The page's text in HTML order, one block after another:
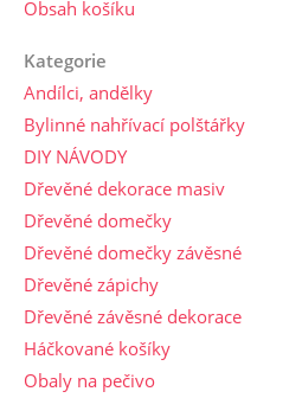
Obsah košíku
Kategorie
Andílci, andělky
Bylinné nahřívací polštářky
DIY NÁVODY
Dřevěné dekorace masiv
Dřevěné domečky
Dřevěné domečky závěsné
Dřevěné zápichy
Dřevěné závěsné dekorace
Háčkované košíky
Obaly na pečivo